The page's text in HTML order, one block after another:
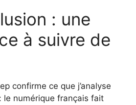
: une
à suivre de
confirme ce que j’analyse
le numérique français fait